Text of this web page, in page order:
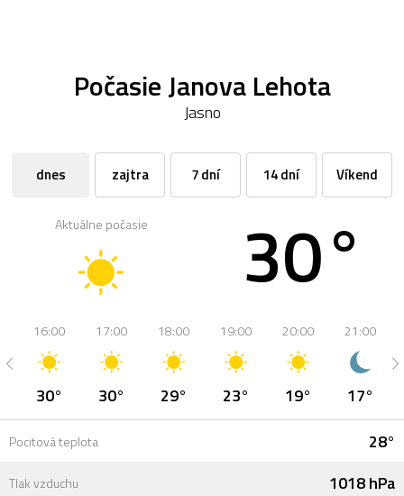
Počasie Janova Lehota
Jasno
dnes zajtra 7 dní 14 dní Víkend
Aktuálne počasie 30°
16:00
30°
17:00
30°
18:00
29°
19:00
23°
20:00
19°
21:00
17°
Pocitová teplota 28°
Tlak vzduchu 1018 hPa